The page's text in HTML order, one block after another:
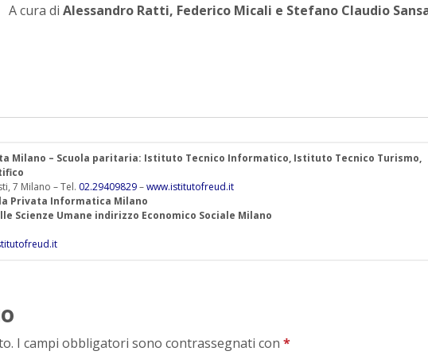
A cura di Alessandro Ratti, Federico Micali e Stefano Claudio
Milano – Scuola paritaria: Istituto Tecnico Informatico, Istituto Tecnico Turismo,
7 Milano – Tel. 02.29409829–www.istitutofreud.it
Privata Informatica Milano
Scienze Umane indirizzo Economico Sociale Milano
I campi obbligatori sono contrassegnati con *